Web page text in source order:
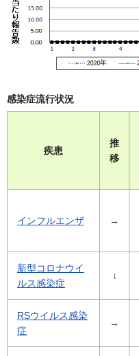
感染症流行状況
疾患
推
移
インフルエンザ →
新型コロナウイ
ルス感染症
↓
RSウイルス感染
症
→